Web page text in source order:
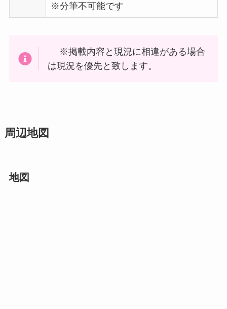
※分筆不可能です
※掲載内容と現況に相違がある場合
は現況を優先と致します。
周辺地図
地図